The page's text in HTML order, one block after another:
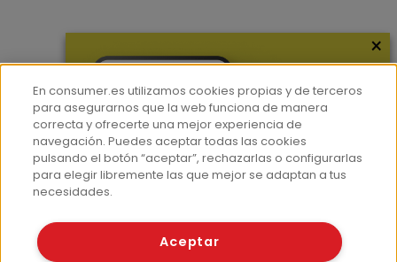
Hemeroteca
Contacto
Prensa
Corpus Lingüístico Consumer
© Fundación EROSKI
×
En consumer.es utilizamos cookies propias y de terceros
para asegurarnos que la web funciona de manera
correcta y ofrecerte una mejor experiencia de
navegación. Puedes aceptar todas las cookies
pulsando el botón “aceptar”, rechazarlas o configurarlas
para elegir libremente las que mejor se adaptan a tus
necesidades.
Aceptar